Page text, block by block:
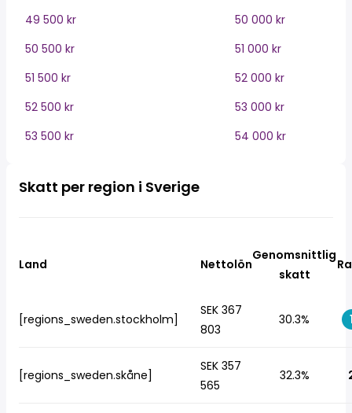
49 500 kr
50 000 kr
50 500 kr
51 000 kr
51 500 kr
52 000 kr
52 500 kr
53 000 kr
53 500 kr
54 000 kr
Skatt per region i Sverige
Land Nettolön
Genomsnittlig
skatt
[regions_sweden.stockholm]
SEK 367
803
30.3%
[regions_sweden.skåne]
SEK 357
565
32.3%